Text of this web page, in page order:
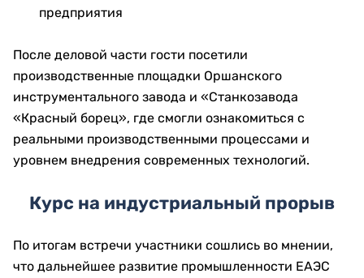
предприятия
После деловой части гости посетили
производственные площадки Оршанского
инструментального завода и «Станкозавода
«Красный борец», где смогли ознакомиться с
реальными производственными процессами и
уровнем внедрения современных технологий.
Курс на индустриальный прорыв
По итогам встречи участники сошлись во мнении,
что дальнейшее развитие промышленности ЕАЭС